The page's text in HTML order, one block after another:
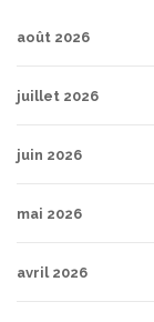
août 2026
juillet 2026
juin 2026
mai 2026
avril 2026